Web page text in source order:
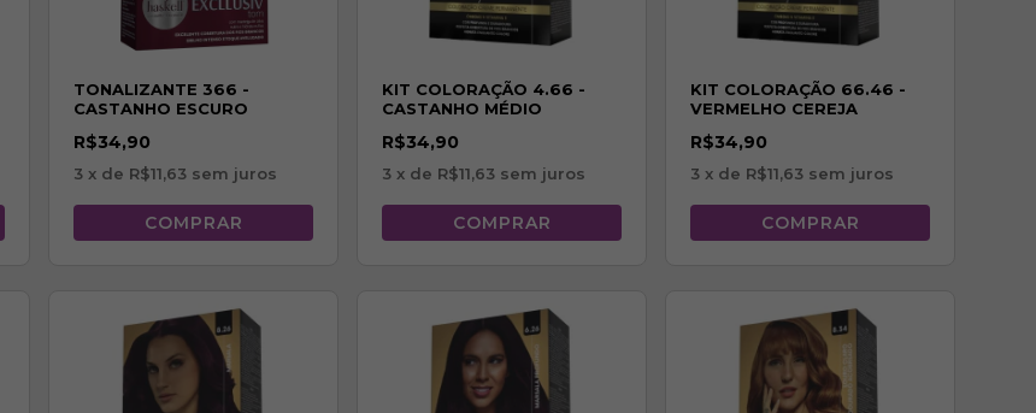
TONALIZANTE 366 -
CASTANHO ESCURO
R$34,90
3 x de R$11,63 sem juros
KIT COLORAÇÃO 4.66 -
CASTANHO MÉDIO
R$34,90
3 x de R$11,63 sem juros
KIT COLORAÇÃO 66.46 -
VERMELHO CEREJA
R$34,90
3 x de R$11,63 sem juros